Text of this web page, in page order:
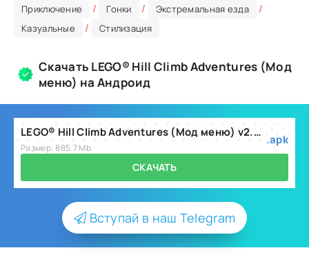
Приключение / Гонки / Экстремальная езда /
Казуальные / Стилизация
Скачать LEGO® Hill Climb Adventures (Мод
меню) на Андроид
LEGO® Hill Climb Adventures (Мод меню) v2.3.2
Размер: 885.7 Mb
.apk
СКАЧАТЬ
Вступай в наш Telegram